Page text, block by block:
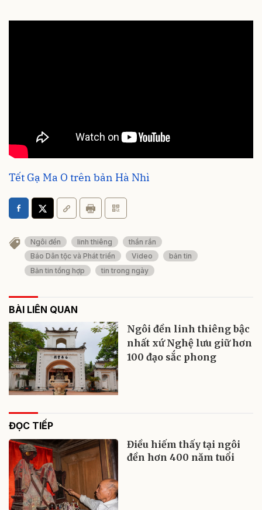
Tết Gạ Ma O trên bản Hà Nhì
Ngôi đền linh thiêng
thần rắn
Báo Dân tộc và Phát triển
Video
bản tin
Bản tin tổng hợp
tin trong ngày
BÀI LIÊN QUAN
Ngôi đền linh thiêng bậc
nhất xứ Nghệ lưu giữ hơn
100 đạo sắc phong
ĐỌC TIẾP
Điều hiếm thấy tại ngôi
đền hơn 400 năm tuổi